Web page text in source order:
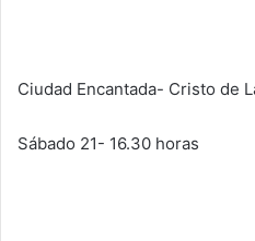
Ciudad Encantada- Cristo de
Sábado 21- 16.30 horas